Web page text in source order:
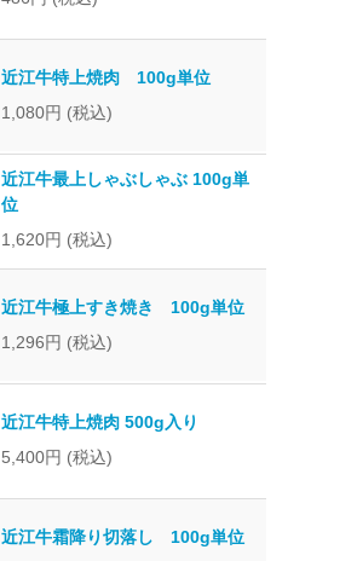
近江牛特上焼肉 100g単位
1,080円 (税込)
近江牛最上しゃぶしゃぶ 100g単
位
1,620円 (税込)
近江牛極上すき焼き 100g単位
1,296円 (税込)
近江牛特上焼肉 500g入り
5,400円 (税込)
近江牛霜降り切落し 100g単位